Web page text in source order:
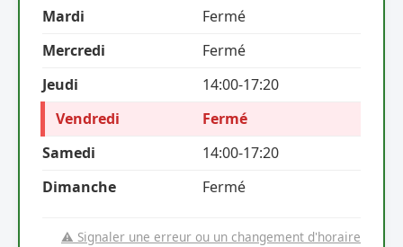
Mardi
Fermé
Mercredi
Fermé
Jeudi
14:00-17:20
Vendredi
Fermé
Samedi
14:00-17:20
Dimanche
Fermé
⚠️ Signaler une erreur ou un changement d'horaire